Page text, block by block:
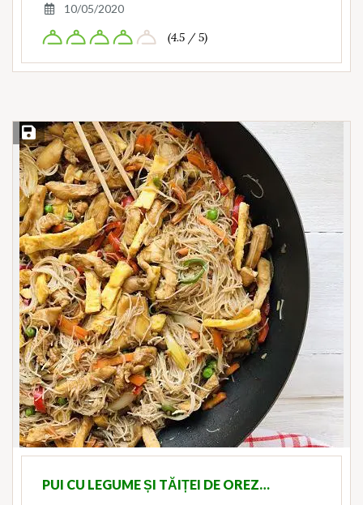
10/05/2020
(4.5 / 5)
Save Recipe
PUI CU LEGUME ȘI TĂIȚEI DE OREZ…